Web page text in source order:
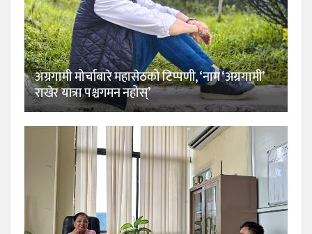
अग्रगामी मोर्चाबारे महासेठको टिप्पणी, ‘नाम ‘अग्रगामी’
राखेर यात्रा पश्चगमन नहोस्’